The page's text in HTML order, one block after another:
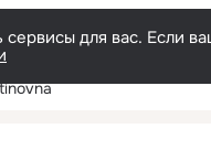
для вас. Если